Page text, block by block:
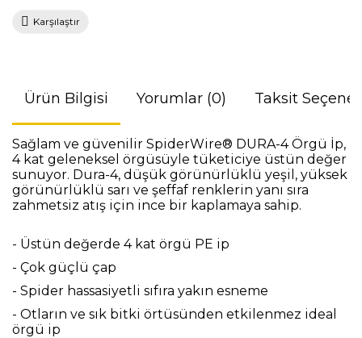
Karşılaştır
Ürün Bilgisi Yorumlar (0) Taksit
Sağlam ve güvenilir SpiderWire® DURA-4 Örgü İp,
4 kat geleneksel örgüsüyle tüketiciye üstün değer
sunuyor. Dura-4, düşük görünürlüklü yeşil, yüksek
görünürlüklü sarı ve şeffaf renklerin yanı sıra
zahmetsiz atış için ince bir kaplamaya sahip.
- Üstün değerde 4 kat örgü PE ip
- Çok güçlü çap
- Spider hassasiyetli sıfıra yakın esneme
- Otların ve sık bitki örtüsünden etkilenmez ideal
örgü ip